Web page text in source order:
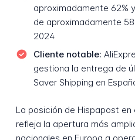
aproximadamente 62%
de aproximadamente
2024
Cliente notable:
gestiona la entrega de
Saver Shipping en
La posición de Hispapost
refleja la apertura más